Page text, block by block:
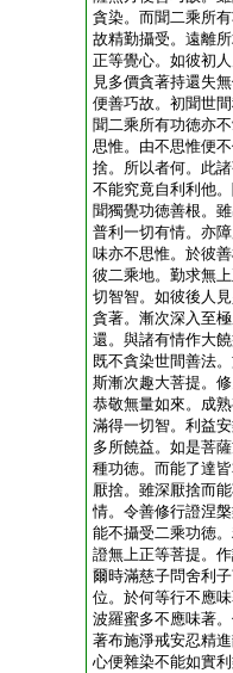
貪染。而聞二乘所
故精勤攝受。遠離
正等覺心。如彼初
見多價貪著持還失
便善巧故。初聞世
聞二乘所有功徳亦
思惟。由不思惟便
捨。所以者何。此
不能究竟自利利他
聞獨覺功徳善根。
普利一切有情。亦
味亦不思惟。於彼
彼二乘地。勤求無
切智智。如彼後人
貪著。漸次深入至
還。與諸有情作大
既不貪染世間善法
斯漸次趣大菩提。
恭敬無量如來。成
滿得一切智。利益
多所饒益。如是菩
種功徳。而能了達
厭捨。雖深厭捨而
情。令善修行證涅
能不攝受二乘功徳
證無上正等菩提。
爾時滿慈子問舍利
位。於何等行不應
波羅蜜多不應味著
著布施淨戒安忍精
心便雜染不能如實